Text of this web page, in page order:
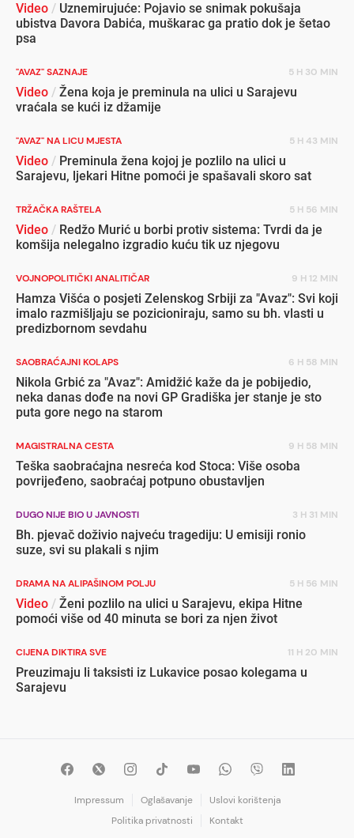
Video / Uznemirujuće: Pojavio se snimak pokušaja
ubistva Davora Dabića, muškarac ga pratio dok je šetao
psa
"AVAZ" SAZNAJE 5 H 30 MIN
Video / Žena koja je preminula na ulici u Sarajevu
vraćala se kući iz džamije
"AVAZ" NA LICU MJESTA 5 H 43 MIN
Video / Preminula žena kojoj je pozlilo na ulici u
Sarajevu, ljekari Hitne pomoći je spašavali skoro sat
TRŽAČKA RAŠTELA 5 H 56 MIN
Video / Redžo Murić u borbi protiv sistema: Tvrdi da je
komšija nelegalno izgradio kuću tik uz njegovu
VOJNOPOLITIČKI ANALITIČAR 9 H 12 MIN
Hamza Višća o posjeti Zelenskog Srbiji za "Avaz": Svi koji
imalo razmišljaju se pozicioniraju, samo su bh. vlasti u
predizbornom sevdahu
SAOBRAĆAJNI KOLAPS 6 H 58 MIN
Nikola Grbić za "Avaz": Amidžić kaže da je pobijedio,
neka danas dođe na novi GP Gradiška jer stanje je sto
puta gore nego na starom
MAGISTRALNA CESTA 9 H 58 MIN
Teška saobraćajna nesreća kod Stoca: Više osoba
povrijeđeno, saobraćaj potpuno obustavljen
DUGO NIJE BIO U JAVNOSTI 3 H 31 MIN
Bh. pjevač doživio najveću tragediju: U emisiji ronio
suze, svi su plakali s njim
DRAMA NA ALIPAŠINOM POLJU 5 H 56 MIN
Video / Ženi pozlilo na ulici u Sarajevu, ekipa Hitne
pomoći više od 40 minuta se bori za njen život
CIJENA DIKTIRA SVE 11 H 20 MIN
Preuzimaju li taksisti iz Lukavice posao kolegama u
Sarajevu
Impressum Oglašavanje
Uslovi korištenja
Politika privatnosti
Kontakt